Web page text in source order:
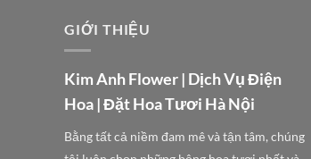
GIỚI THIỆU
Kim Anh Flower | Dịch Vụ Điện
Hoa | Đặt Hoa Tươi Hà Nội
Bằng tất cả niềm đam mê và tận tâm, chúng